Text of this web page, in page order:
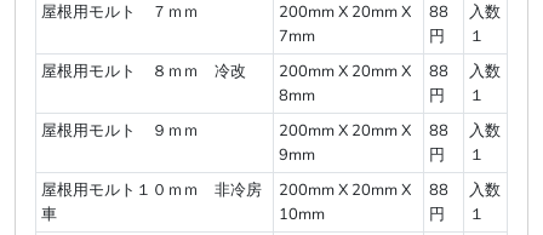
屋根用モルト ７ｍｍ
200mm X 20mm X
7mm
88
円
入数
１
屋根用モルト ８ｍｍ 冷改
200mm X 20mm X
8mm
88
円
入数
１
屋根用モルト ９ｍｍ
200mm X 20mm X
9mm
88
円
入数
１
屋根用モルト１０ｍｍ 非冷房
車
200mm X 20mm X
10mm
88
円
入数
１